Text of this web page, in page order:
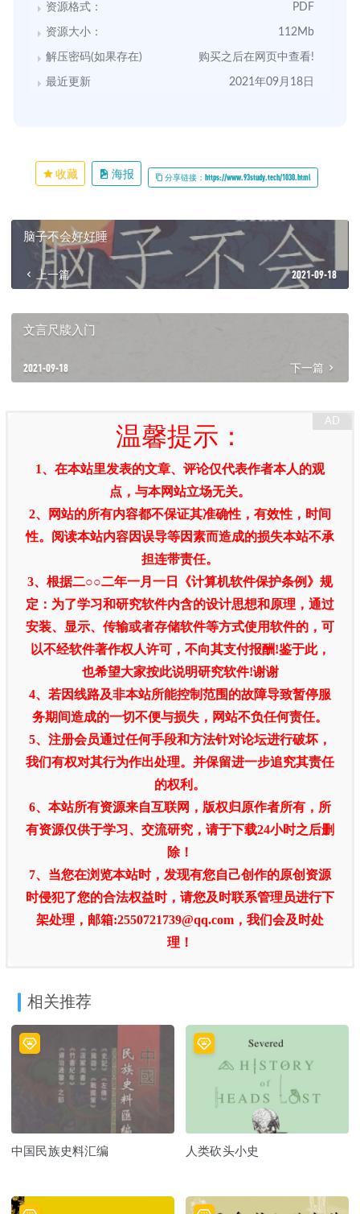
资源格式： PDF
资源大小： 112Mb
解压密码(如果存在) 购买之后在网页中查看!
最近更新 2021年09月18日
收藏 海报 分享链接：https://www.93study.tech/1030.html
脑子不会好好睡
上一篇 2021-09-18
文言尺牍入门
2021-09-18 下一篇
温馨提示：
1、在本站里发表的文章、评论仅代表作者本人的观
点，与本网站立场无关。
2、网站的所有内容都不保证其准确性，有效性，时间
性。阅读本站内容因误导等因素而造成的损失本站不承
担连带责任。
3、根据二○○二年一月一日《计算机软件保护条例》规
定：为了学习和研究软件内含的设计思想和原理，通过
安装、显示、传输或者存储软件等方式使用软件的，可
以不经软件著作权人许可，不向其支付报酬!鉴于此，
也希望大家按此说明研究软件!谢谢
4、若因线路及非本站所能控制范围的故障导致暂停服
务期间造成的一切不便与损失，网站不负任何责任。
5、注册会员通过任何手段和方法针对论坛进行破坏，
我们有权对其行为作出处理。并保留进一步追究其责任
的权利。
6、本站所有资源来自互联网，版权归原作者所有，所
有资源仅供于学习、交流研究，请于下载24小时之后删
除！
7、当您在浏览本站时，发现有您自己创作的原创资源
时侵犯了您的合法权益时，请您及时联系管理员进行下
架处理，邮箱:2550721739@qq.com，我们会及时处
理！
相关推荐
中国民族史料汇编 人类砍头小史